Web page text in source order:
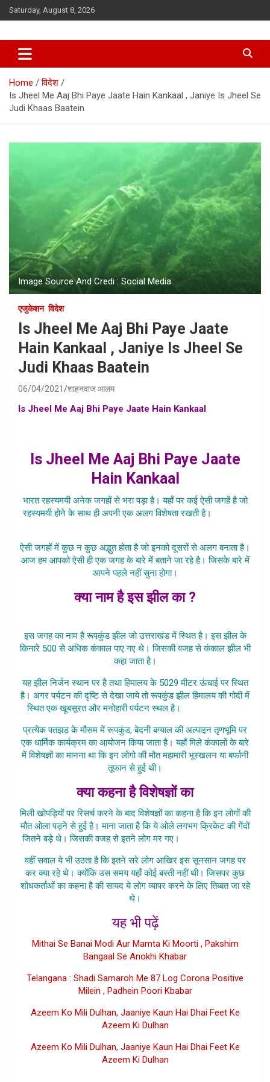
Skip
to
Saturday, August 8, 2026
Home
विदेश
Is Jheel Me Aaj Bhi Paye Jaate Hain Kankaal , Janiye Is Jheel Se
Judi Khaas Baatein
Image Source And Credi : Social Media
एजुकेशन विदेश
Is Jheel Me Aaj Bhi Paye Jaate
Hain Kankaal , Janiye Is Jheel Se
Judi Khaas Baatein
06/04/2021 शाहनवाज आलम
Is Jheel Me Aaj Bhi Paye Jaate Hain Kankaal
Is Jheel Me Aaj Bhi Paye Jaate
Hain Kankaal
भारत रहस्यमयी अनेक जगहों से भरा पड़ा है। यहाँ पर कई ऐसी जगहें है जो
रहस्यमयी होने के साथ ही अपनी एक अलग विशेषता रखती है।
ऐसी जगहों में कुछ न कुछ अद्भुत होता है जो इनको दूसरों से अलग बनाता है।
आज हम आपको ऐसी ही एक जगह के बारे में बताने जा रहे है। जिसके बारे में
आपने पहले नहीं सुना होगा।
क्या नाम है इस झील का ?
इस जगह का नाम है रूपकुंड झील जो उत्तराखंड में स्थित है। इस झील के
किनारे 500 से अधिक कंकाल पाए गए थे। जिसकी वजह से कंकाल झील भी
कहा जाता है।
यह झील निर्जन स्थान पर है तथा हिमालय के 5029 मीटर ऊंचाई पर स्थित
है। अगर पर्यटन की दृष्टि से देखा जाये तो रूपकुंड झील हिमालय की गोदी में
स्थित एक खूबसूरत और मनोहारी पर्यटन स्थल है।
प्रत्येक पतझड़ के मौसम में रूपकुंड, बेदनी बग्याल की अल्पाइन तृणभूमि पर
एक धार्मिक कार्यक्रम का आयोजन किया जाता है। यहाँ मिले कंकालों के बारे
में विशेषज्ञों का मानना था कि इन लोगो की मौत महामारी भूस्खलन या बर्फानी
तूफान से हुई थी।
क्या कहना है विशेषज्ञों का
मिली खोपड़ियों पर रिसर्च करने के बाद विशेषज्ञों का कहना है कि इन लोगों की
मौत ओला पड़ने से हुई है। माना जाता है कि ये ओले लगभग क्रिकेट की गेंदों
जितने बड़े थे। जिसकी वजह से इतने लोग मर गए।
वहीं सवाल ये भी उठता है कि इतने सरे लोग आखिर इस सूनसान जगह पर
कर क्या रहे थे। क्योंकि उस समय यहाँ कोई बस्ती नहीं थी। जिसपर कुछ
शोधकर्ताओं का कहना है की सायद ये लोग व्यापर करने के लिए तिब्बत जा रहे
थे।
यह भी पढ़ें
Mithai Se Banai Modi Aur Mamta Ki Moorti , Pakshim
Bangaal Se Anokhi Khabar
Telangana : Shadi Samaroh Me 87 Log Corona Positive
Milein , Padhein Poori Kbabar
Azeem Ko Mili Dulhan, Jaaniye Kaun Hai Dhai Feet Ke
Azeem Ki Dulhan
Azeem Ko Mili Dulhan, Jaaniye Kaun Hai Dhai Feet Ke
Azeem Ki Dulhan